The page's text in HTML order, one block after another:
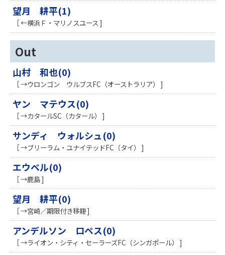
望月 耕平(1)
［ ←横浜Ｆ・マリノスユース ]
Out
山村 和也(0)
［ →ウロンゴン ウルブスFC（オーストラリア） ]
ヤン マテウス(0)
［ →カタールSC（カタール） ]
サンディ ウォルシュ(0)
［ →ブリーラム・ユナイテッドFC（タイ） ]
エウベル(0)
［ →鹿島 ]
望月 耕平(0)
［ →宮崎／期限付き移籍 ]
アンデルソン ロペス(0)
［ →ライオン・シティ・セーラーズFC（シンガポール） ]